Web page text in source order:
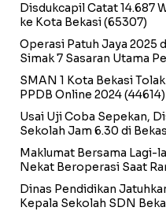
Disdukcapil Catat 14.687
ke Kota Bekasi(65307)
Operasi Patuh Jaya 2025
Simak 7 Sasaran Utama
SMAN 1 Kota Bekasi
PPDB Online 2024(44614)
Usai Uji Coba Sepekan,
Sekolah Jam 6.30 di
Maklumat Bersama Lagi-
Nekat Beroperasi Saat
Dinas Pendidikan
Kepala Sekolah SDN